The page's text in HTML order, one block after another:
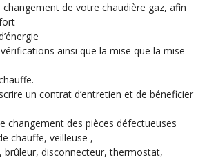
changement de votre chaudière gaz, afin
ainsi que la mise que la mise
un contrat d’entretien et de béneficier
changement des pièces défectueuses
chauffe, veilleuse ,
brûleur, disconnecteur, thermostat,